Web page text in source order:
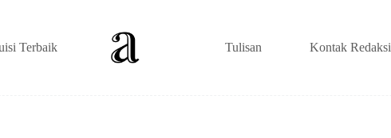
Terbaik Tulisan Kontak Redaksi